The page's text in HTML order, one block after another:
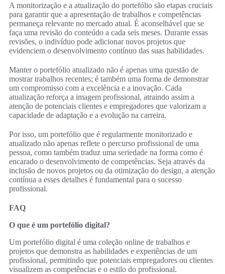
A monitorização e a atualização do portefólio são etapas cruciais
para garantir que a apresentação de trabalhos e competências
permaneça relevante no mercado atual. É aconselhável que se
faça uma revisão do conteúdo a cada seis meses. Durante essas
revisões, o indivíduo pode adicionar novos projetos que
evidenciem o desenvolvimento contínuo das suas habilidades.
Manter o portefólio atualizado não é apenas uma questão de
mostrar trabalhos recentes; é também uma forma de demonstrar
um compromisso com a excelência e a inovação. Cada
atualização reforça a imagem profissional, atraindo assim a
atenção de potenciais clientes e empregadores que valorizam a
capacidade de adaptação e a evolução na carreira.
Por isso, um portefólio que é regularmente monitorizado e
atualizado não apenas reflete o percurso profissional de uma
pessoa, como também traduz uma seriedade na forma como é
encarado o desenvolvimento de competências. Seja através da
inclusão de novos projetos ou da otimização do design, a atenção
contínua a esses detalhes é fundamental para o sucesso
profissional.
FAQ
O que é um portefólio digital?
Um portefólio digital é uma coleção online de trabalhos e
projetos que demonstra as habilidades e experiências de um
profissional, permitindo que potenciais empregadores ou clientes
visualizem as competências e o estilo do profissional.